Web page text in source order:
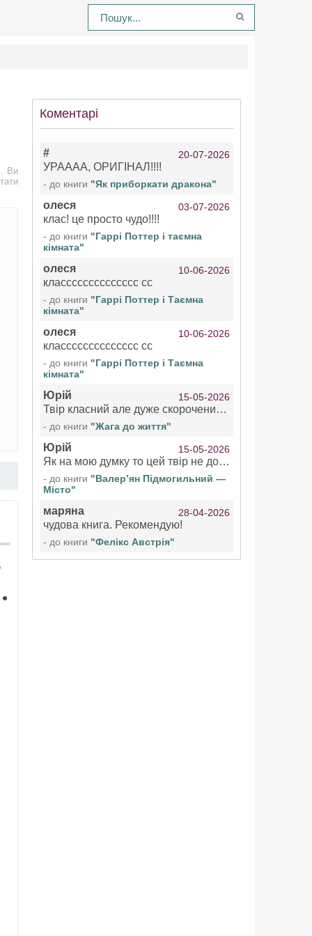
Ви
Коментарі
# 20-07-2026
УРАААА, ОРИГІНАЛ!!!!
- до книги "Як приборкати дракона"
олеся 03-07-2026
клас! це просто чудо!!!!
- до книги "Гаррі Поттер і таємна
кімната"
олеся 10-06-2026
класссссссссссссс сс
- до книги "Гаррі Поттер і Таємна
кімната"
олеся 10-06-2026
класссссссссссссс сс
- до книги "Гаррі Поттер і Таємна
кімната"
Юрій 15-05-2026
Твір класний але дуже скорочений якщо вже озвучуєте то бажано цілі твори
- до книги "Жага до життя"
Юрій 15-05-2026
Як на мою думку то цей твір не дотягує бути у топ 100 аудіокниг
- до книги "Валер’ян Підмогильний —
Місто"
маряна 28-04-2026
чудова книга. Рекомендую!
- до книги "Фелікс Австрія"